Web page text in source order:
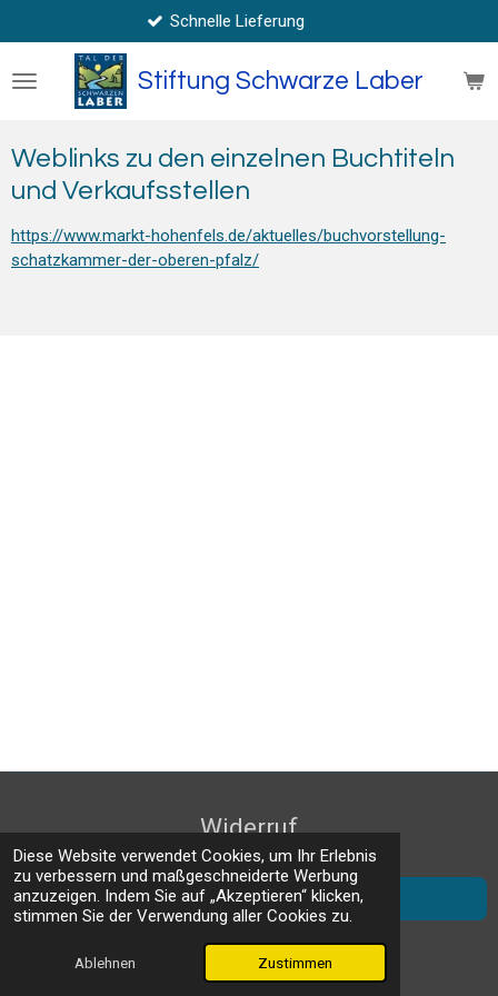
Diese Website verwendet Cookies, um Ihr Erlebnis
zu verbessern und maßgeschneiderte Werbung
anzuzeigen. Indem Sie auf „Akzeptieren“ klicken,
stimmen Sie der Verwendung aller Cookies zu.
Ablehnen Zustimmen
Hauptinhalt
springen
Stiftung Schwarze Laber
Schnelle Lieferung
Weblinks zu den einzelnen Buchtiteln
und Verkaufsstellen
https://www.markt-hohenfels.de/aktuelles/buchvorstellung-
schatzkammer-der-oberen-pfalz/
Widerruf
AGB
Mit Unterstützung von